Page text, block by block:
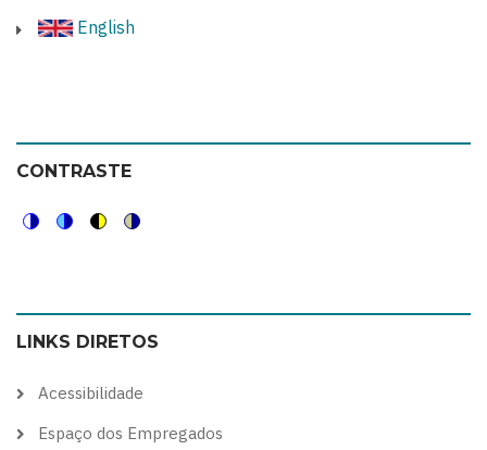
English
CONTRASTE
color
theme
blue
theme
high
visibility
soft
theme
LINKS DIRETOS
Acessibilidade
Espaço dos Empregados